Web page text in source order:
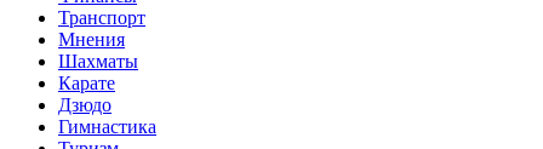
Транспорт
Мнения
Шахматы
Карате
Дзюдо
Гимнастика